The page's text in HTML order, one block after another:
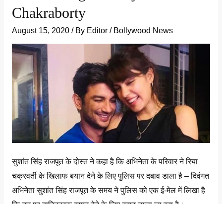
Chakraborty
August 15, 2020 / By Editor / Bollywood News
सुशांत सिंह राजपूत के दोस्त ने कहा है कि अभिनेता के परिवार ने रिया
चक्रवर्ती के खिलाफ बयान देने के लिए पुलिस पर दबाव डाला है – दिवंगत
अभिनेता सुशांत सिंह राजपूत के समय ने पुलिस को एक ई-मेल में लिखा है